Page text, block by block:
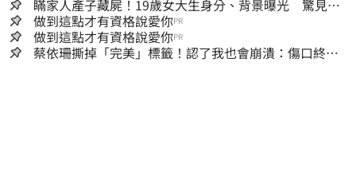
瞞家人產子藏屍！19歲女大生身分、背景曝光 驚見
「產檢紀錄全空白」
做到這點才有資格說愛你PR
做到這點才有資格說愛你PR
蔡依珊撕掉「完美」標籤！認了我也會崩潰：傷口終究